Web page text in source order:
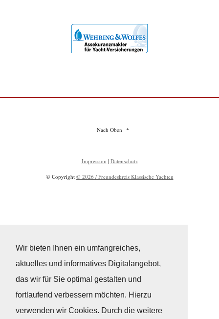
Wir bieten Ihnen ein umfangreiches,
aktuelles und informatives Digitalangebot,
das wir für Sie optimal gestalten und
fortlaufend verbessern möchten. Hierzu
verwenden wir Cookies. Durch die weitere
Nach Oben
Impressum | Datenschutz
© Copyright © 2026 / Freundeskreis Klassische Yachten